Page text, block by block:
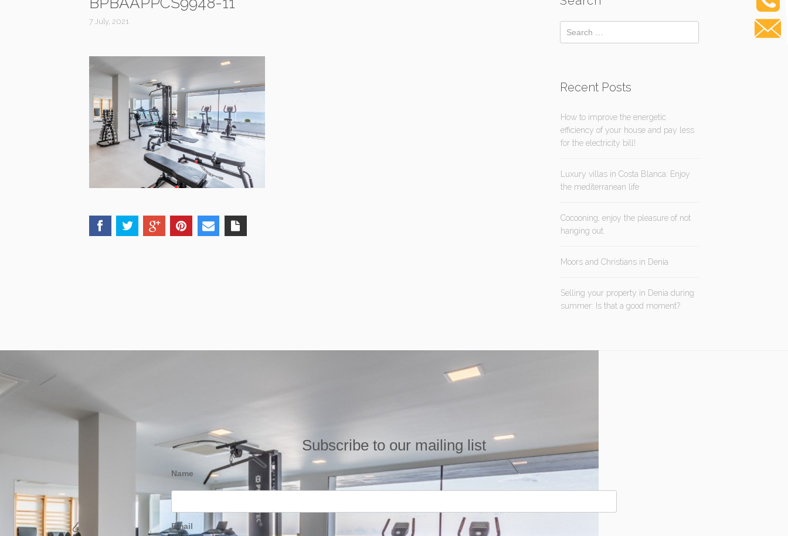
7 July, 2021
Recent Posts
How to improve the energetic
efficiency of your house and pay less
for the electricity bill!
Luxury villas in Costa Blanca: Enjoy
the mediterranean life
Cocooning, enjoy the pleasure of not
hanging out.
Moors and Christians in Denia
Selling your property in Denia during
summer: Is that a good moment?
Subscribe to our mailing list
Name
Email